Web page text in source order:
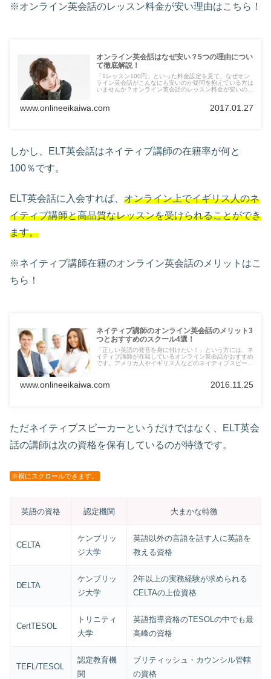
※オンライン英会話のレッスン料金が安い理由はこちら！
オンライン英会話はなぜ安い？5つの理由につい
て徹底解説！
「1レッスン100円」といった料金設定を見て、なぜオン
ライン英会話がこんなにも安いのか疑問を抱えている方は
いませんか？オンライン英会話のレッスン料金が安いのに
www.onlineeikaiwa.com 2017.01.27
しかし、ELT英会話はネイティブ講師の在籍率が何と
100％です。
ELT英会話に入会すれば、 オンライン上でイギリス人のネ
イティブ講師と高品質なレッスンを受けられることができ
ます。
※ネイティブ講師在籍のオンライン英会話のメリットはこ
ちら！
ネイティブ講師のオンライン英会話のメリット3
つとおすすめのスクール4選！
「正しい英語の発音を身に付けたい！」という方には、ネ
イティブ講師が在籍しているオンライン英会話がおすすめ
です。アメリカ人やイギリス人などのネイティブスピーカ
www.onlineeikaiwa.com 2016.11.25
ただネイティブスピーカーというだけではなく、ELT英会
話の講師は次の資格を保有しているのが特徴です。
※横にスクロールできます。
英語の資格 認定機関 大まかな特徴
CELTA
ケンブリッ
ジ大学
英語以外の言語を話す人に英語を
教える資格
DELTA
ケンブリッ
ジ大学
2年以上の実務経験が求められる
CELTAの上位資格
CertTESOL
トリニティ
大学
英語指導資格のTESOLの中でも最
高峰の資格
TEFL/TESOL
認定教育機
関
ブリティッシュ・カウンシル管轄
の資格